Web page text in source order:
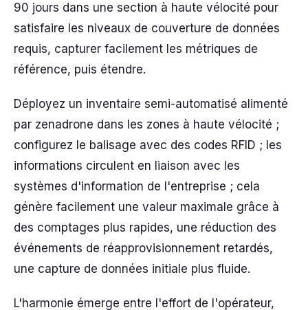
90 jours dans une section à haute vélocité pour
satisfaire les niveaux de couverture de données
requis, capturer facilement les métriques de
référence, puis étendre.
Déployez un inventaire semi-automatisé alimenté
par zenadrone dans les zones à haute vélocité ;
configurez le balisage avec des codes RFID ; les
informations circulent en liaison avec les
systèmes d'information de l'entreprise ; cela
génère facilement une valeur maximale grâce à
des comptages plus rapides, une réduction des
événements de réapprovisionnement retardés,
une capture de données initiale plus fluide.
L'harmonie émerge entre l'effort de l'opérateur,